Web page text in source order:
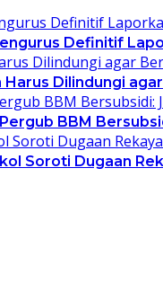
Definitif
Dilindungi
BBM
Soroti Dugaan